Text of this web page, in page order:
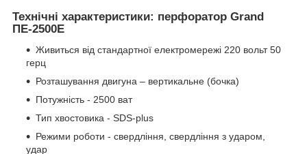
Технічні характеристики: перфоратор Grand
ПЕ-2500E
Живиться від стандартної електромережі 220 вольт 50
герц
Розташування двигуна – вертикальне (бочка)
Потужність - 2500 ват
Тип хвостовика - SDS-plus
Режими роботи - свердління, свердління з ударом,
удар